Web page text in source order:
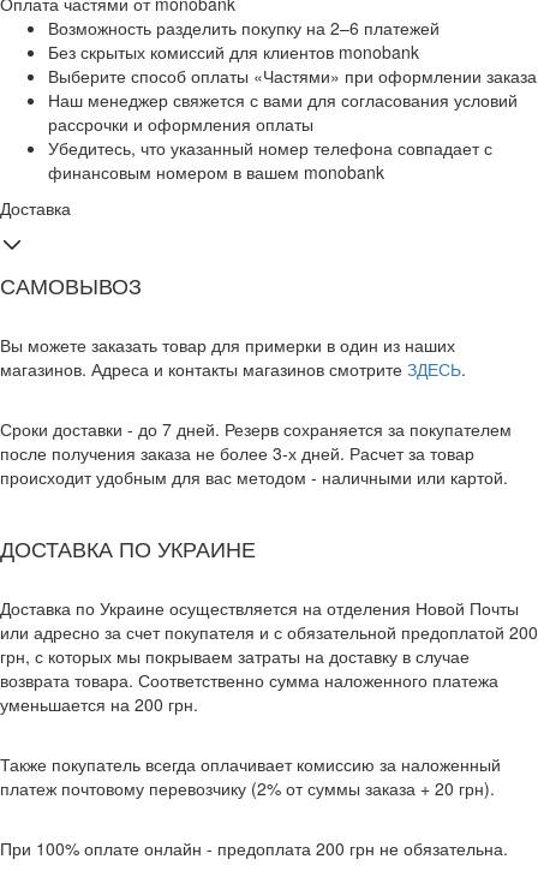
Возможность разделить покупку на 2–6 платежей
Без скрытых комиссий для клиентов monobank
Выберите способ оплаты «Частями» при оформлении заказа
Наш менеджер свяжется с вами для согласования условий
рассрочки и оформления оплаты
Убедитесь, что указанный номер телефона совпадает с
финансовым номером в вашем monobank
Доставка
САМОВЫВОЗ
Вы можете заказать товар для примерки в один из наших
магазинов. Адреса и контакты магазинов смотрите ЗДЕСЬ.
Сроки доставки - до 7 дней. Резерв сохраняется за покупателем
после получения заказа не более 3-х дней. Расчет за товар
происходит удобным для вас методом - наличными или картой.
ДОСТАВКА ПО УКРАИНЕ
Доставка по Украине осуществляется на отделения Новой Почты
или адресно за счет покупателя и с обязательной предоплатой 200
грн, с которых мы покрываем затраты на доставку в случае
возврата товара. Соответственно сумма наложенного платежа
уменьшается на 200 грн.
Также покупатель всегда оплачивает комиссию за наложенный
платеж почтовому перевозчику (2% от суммы заказа + 20 грн).
При 100% оплате онлайн - предоплата 200 грн не обязательна.